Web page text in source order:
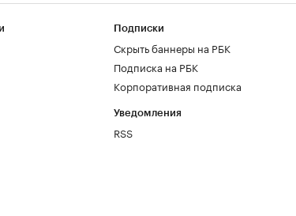
Подписки
Скрыть баннеры на РБК
Подписка на РБК
Корпоративная подписка
Уведомления
RSS